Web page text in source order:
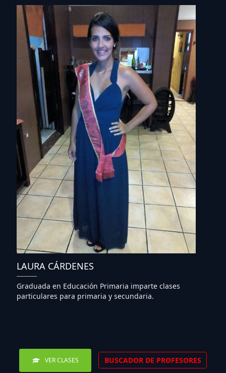
LAURA CÁRDENES
Graduada en Educación Primaria imparte clases
particulares para primaria y secundaria.
VER CLASES BUSCADOR DE PROFESORES